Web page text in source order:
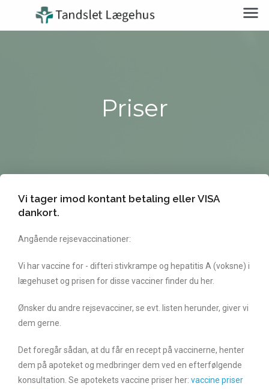
Priser
Vi tager imod kontant betaling eller VISA
dankort.
Angående rejsevaccinationer:
Vi har vaccine for - difteri stivkrampe og hepatitis A (voksne) i
lægehuset og prisen for disse vacciner finder du her.
Ønsker du andre rejsevacciner, se evt. listen herunder, giver vi
dem gerne.
Det foregår sådan, at du får en recept på vaccinerne, henter
dem på apoteket og medbringer dem ved en efterfølgende
konsultation. Se apotekets vaccine priser her: vaccine priser